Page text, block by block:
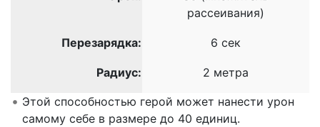
рассеивания)
Перезарядка: 6 сек
Радиус: 2 метра
Этой способностью герой может нанести урон
самому себе в размере до 40 единиц.